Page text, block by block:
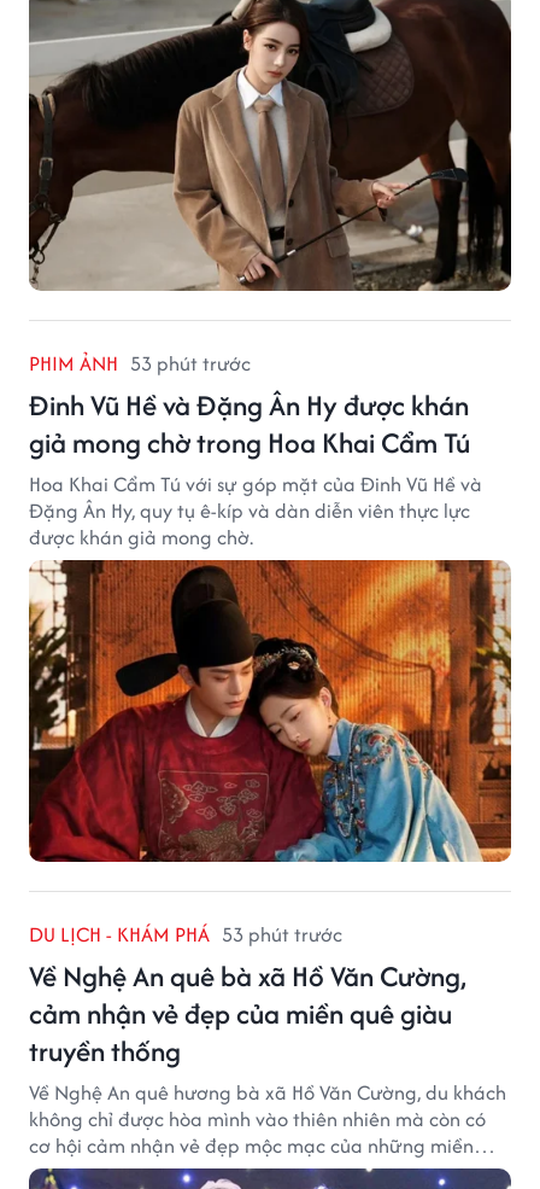
PHIM ẢNH 53 phút trước
Đinh Vũ Hề và Đặng Ân Hy được khán
giả mong chờ trong Hoa Khai Cẩm Tú
Hoa Khai Cẩm Tú với sự góp mặt của Đinh Vũ Hề và
Đặng Ân Hy, quy tụ ê-kíp và dàn diễn viên thực lực
được khán giả mong chờ.
DU LỊCH - KHÁM PHÁ 53 phút trước
Về Nghệ An quê bà xã Hồ Văn Cường,
cảm nhận vẻ đẹp của miền quê giàu
truyền thống
Về Nghệ An quê hương bà xã Hồ Văn Cường, du khách
không chỉ được hòa mình vào thiên nhiên mà còn có
cơ hội cảm nhận vẻ đẹp mộc mạc của những miền
quê giàu truyền thống.